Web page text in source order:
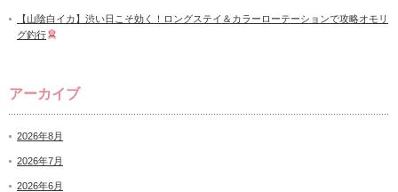
【山陰白イカ】渋い日こそ効く！ロングステイ＆カラーローテーションで攻略オモリ
グ釣行
アーカイブ
2026年8月
2026年7月
2026年6月